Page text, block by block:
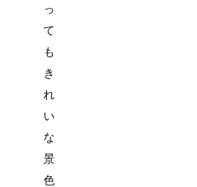
っ
て
も
き
れ
い
な
景
色